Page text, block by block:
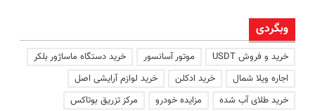
وبگردی
خرید و فروش USDT موتور آسانسور
خرید دستگاه ماساژور بلکر
اجاره ویلا شمال
خرید ادکلن
خرید لوازم آرایشی اصل
خرید طلای آب شده
مزایده خودرو
مرکز تزریق بوتاکس